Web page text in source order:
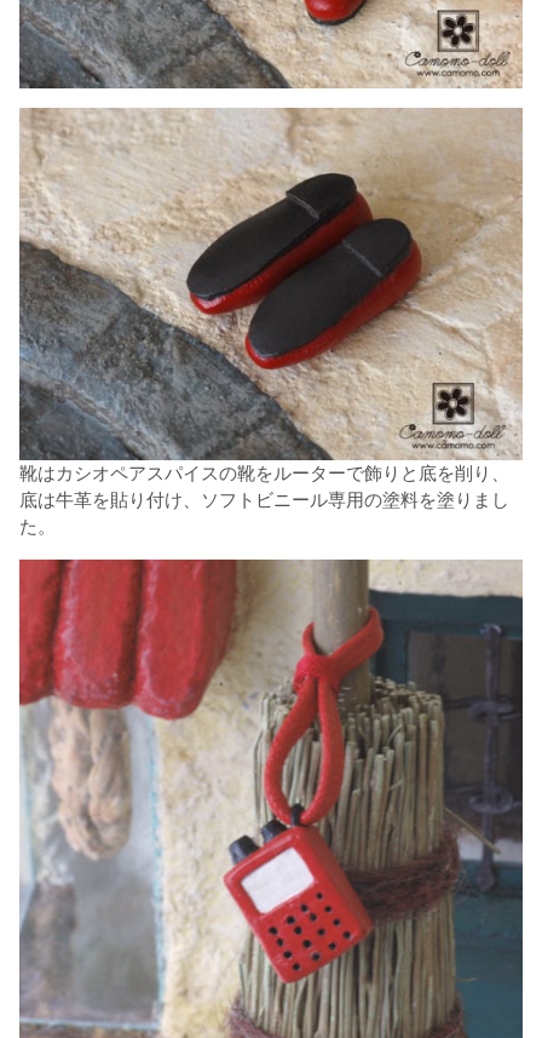
靴はカシオペアスパイスの靴をルーターで飾りと底を削り、
底は牛革を貼り付け、ソフトビニール専用の塗料を塗りまし
た。